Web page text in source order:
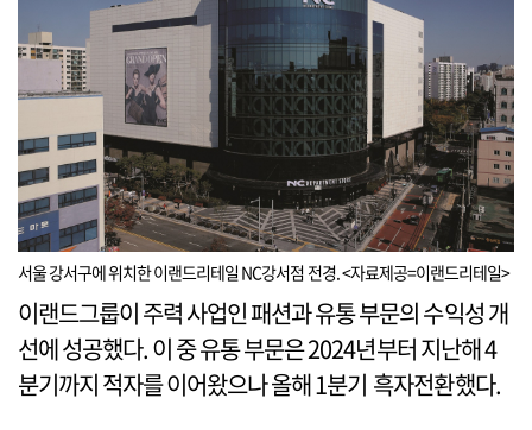
서울 강서구에 위치한 이랜드리테일 NC강서점 전경. <자료제공=이랜드리테일>
이랜드그룹이 주력 사업인 패션과 유통 부문의 수익성 개
선에 성공했다. 이 중 유통 부문은 2024년부터 지난해 4
분기까지 적자를 이어왔으나 올해 1분기 흑자전환했다.